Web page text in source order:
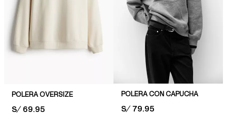
POLERA OVERSIZE
PRICE:
S/ 69.95
POLERA CON CAPUCHA
PRICE:
S/ 79.95